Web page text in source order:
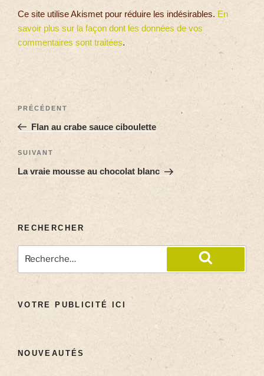
Ce site utilise Akismet pour réduire les indésirables. En
savoir plus sur la façon dont les données de vos
commentaires sont traitées.
PRÉCÉDENT
Flan au crabe sauce ciboulette
SUIVANT
La vraie mousse au chocolat blanc
RECHERCHER
VOTRE PUBLICITÉ ICI
NOUVEAUTÉS